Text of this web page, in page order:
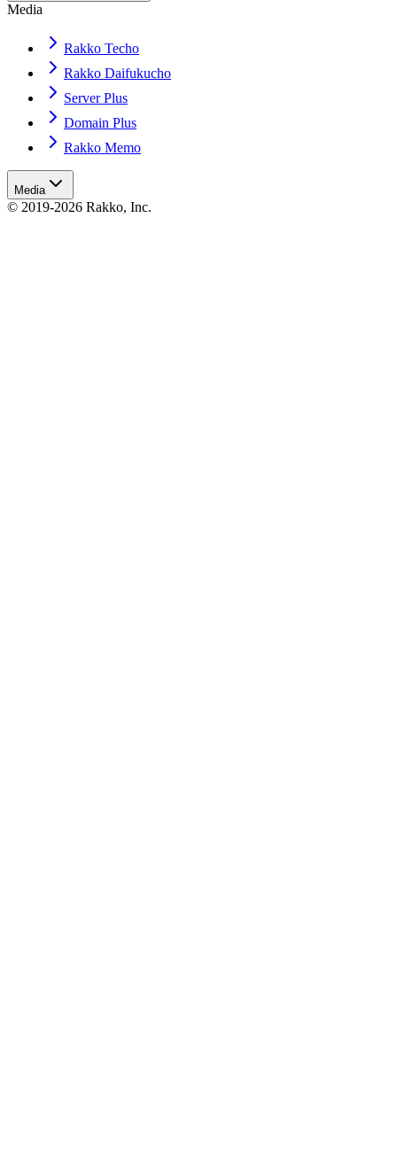
Media
Rakko Techo
Rakko Daifukucho
Server Plus
Domain Plus
Rakko Memo
Media
© 2019-2026 Rakko, Inc.